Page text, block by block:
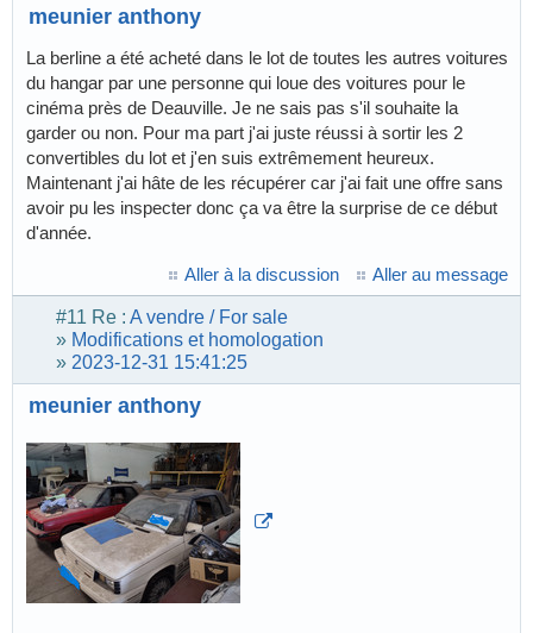
meunier anthony
La berline a été acheté dans le lot de toutes les autres voitures
du hangar par une personne qui loue des voitures pour le
cinéma près de Deauville. Je ne sais pas s'il souhaite la
garder ou non. Pour ma part j'ai juste réussi à sortir les 2
convertibles du lot et j'en suis extrêmement heureux.
Maintenant j'ai hâte de les récupérer car j'ai fait une offre sans
avoir pu les inspecter donc ça va être la surprise de ce début
d'année.
Aller à la discussion Aller au message
#11 Re : A vendre / For sale
» Modifications et homologation
» 2023-12-31 15:41:25
meunier anthony